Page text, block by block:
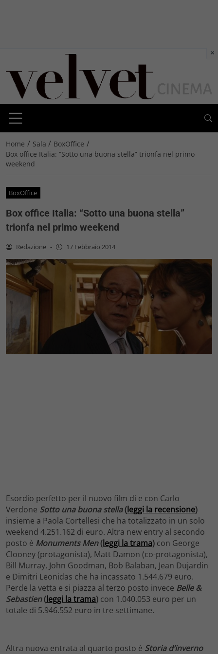
Home / Sala / BoxOffice /
Box office Italia: “Sotto una buona stella” trionfa nel primo
weekend
BoxOffice
Box office Italia: “Sotto una buona stella”
trionfa nel primo weekend
Redazione - 17 Febbraio 2014
Esordio perfetto per il nuovo film di e con Carlo
Verdone Sotto una buona stella(leggi la recensione)
insieme a Paola Cortellesi che ha totalizzato in un solo
weekend 4.251.162 di euro. Altra new entry al secondo
posto è Monuments Men(leggi la trama) con George
Clooney (protagonista), Matt Damon (co-protagonista),
Bill Murray, John Goodman, Bob Balaban, Jean Dujardin
e Dimitri Leonidas che ha incassato 1.544.679 euro.
Perde la vetta e si piazza al terzo posto invece Belle &
Sebastien(leggi la trama) con 1.040.053 euro per un
totale di 5.946.552 euro in tre settimane.
Altra nuova entrata al quarto posto è Storia d’inverno
×